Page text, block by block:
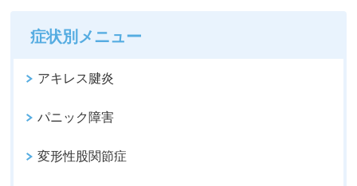
症状別メニュー
アキレス腱炎
パニック障害
変形性股関節症